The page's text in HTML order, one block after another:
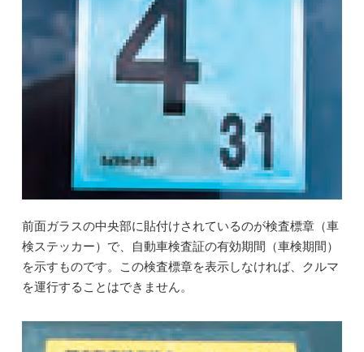
前面ガラスの中央部に貼付けされているのが検査標章（車
検ステッカー）で、自動車検査証の有効期間（車検期間）
を示すものです。この検査標章を表示しなければ、クルマ
を運行することはできません。